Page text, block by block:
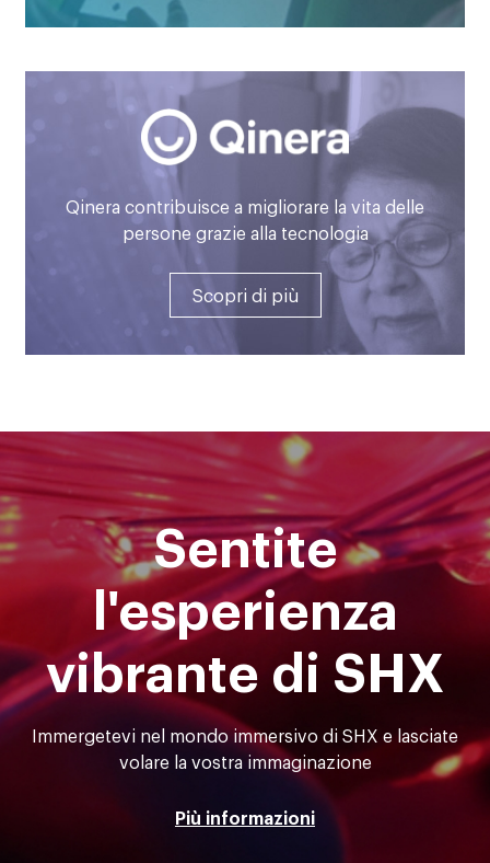
Qinera contribuisce a migliorare la vita delle
persone grazie alla tecnologia
Scopri di più
Sentite
l'esperienza
vibrante di SHX
Immergetevi nel mondo immersivo di SHX e lasciate
volare la vostra immaginazione
Più informazioni